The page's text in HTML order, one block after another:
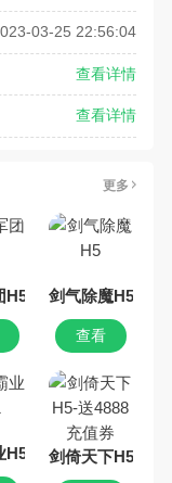
03-25 22:56:04
查看详情
查看详情
更多
H5 剑气除魔H5
查看
1 剑倚天下H5-送